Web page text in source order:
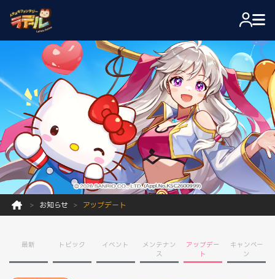
お知らせ アップデート
最新 トピック イベント
メンテナン
ス
アップデー
ト
キャンペー
ン